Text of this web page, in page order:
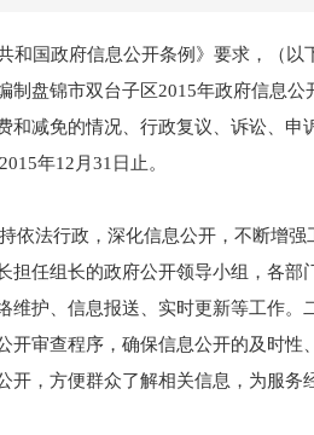
国政府信息公开条例》要求，（以
制盘锦市双台子区2015年政府信息
和减免的情况、行政复议、诉讼、
年12月31日止。
依法行政，深化信息公开，不断增
担任组长的政府公开领导小组，各
维护、信息报送、实时更新等工作
开审查程序，确保信息公开的及时
开，方便群众了解相关信息，为服